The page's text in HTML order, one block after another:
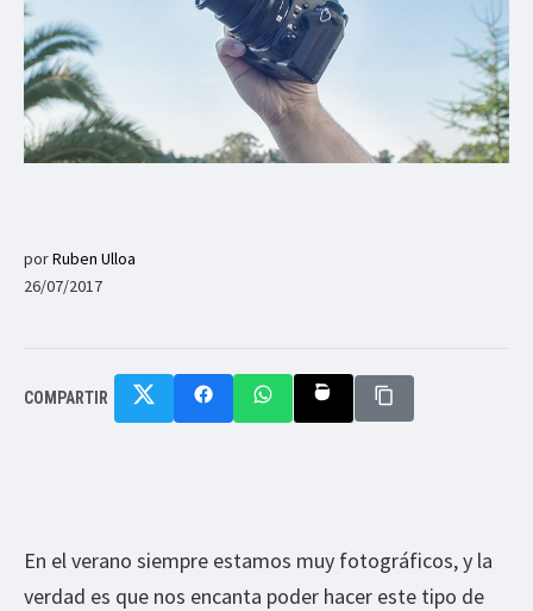
porRuben Ulloa
26/07/2017
COMPARTIR
En el verano siempre estamos muy fotográficos, y la
verdad es que nos encanta poder hacer este tipo de